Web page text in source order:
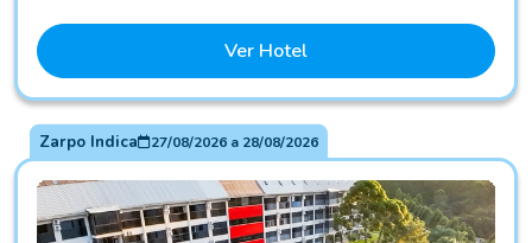
Ver Hotel
Zarpo Indica 27/08/2026a 28/08/2026